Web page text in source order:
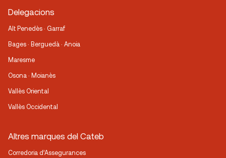
Delegacions
Alt Penedès · Garraf
Bages · Berguedà · Anoia
Maresme
Osona · Moianès
Vallès Oriental
Vallès Occidental
Altres marques del Cateb
Corredoria d’Assegurances